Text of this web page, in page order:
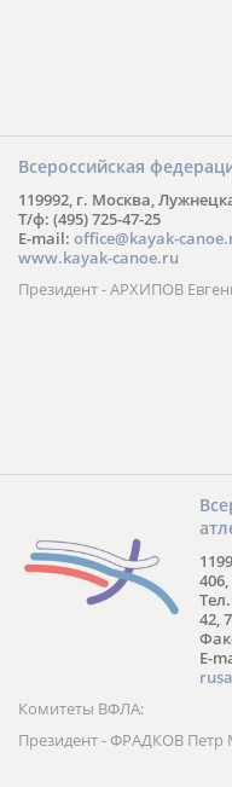
Всероссийская
119992, г. Москва,
Т/ф: (495) 725-47-25
E-mail: office@kayak-
www.kayak-canoe.ru
Президент - АРХИПОВ
406,
42,
E-
Комитеты ВФЛА:
Президент - ФРАДКОВ Петр